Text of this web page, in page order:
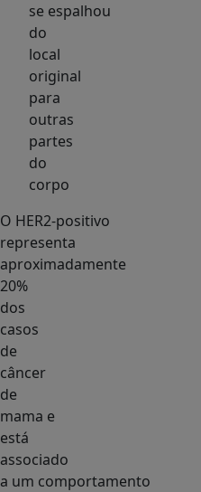
se espalhou
do
local
original
para
outras
partes
do
corpo
O HER2‑positivo
representa
aproximadamente
20%
dos
casos
de
câncer
de
mama e
está
associado
a um comportamento